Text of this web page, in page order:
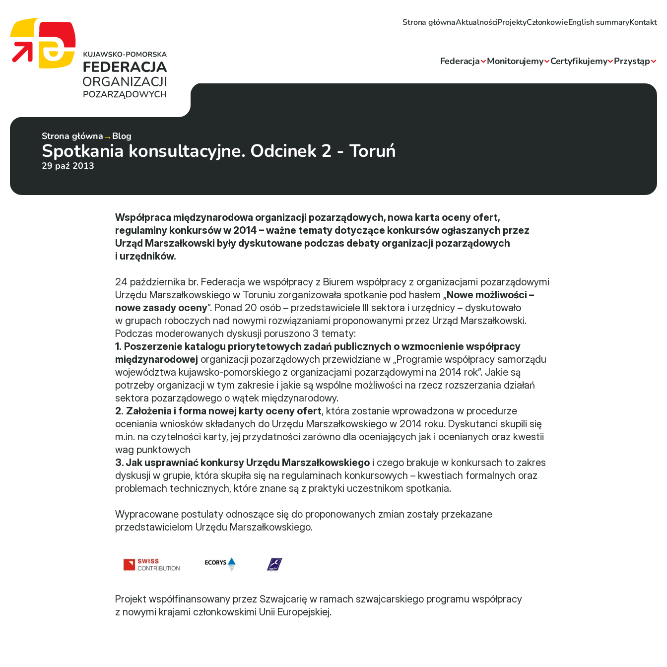
Strona głównaAktualnościProjektyCzłonkowieEnglish summaryKontakt
Federacja Monitorujemy Certyfikujemy Przystąp
Strona główna→Blog
Spotkania konsultacyjne. Odcinek 2 - Toruń
29 paź 2013
Współpraca międzynarodowa organizacji pozarządowych, nowa karta oceny ofert,
regulaminy konkursów w 2014 – ważne tematy dotyczące konkursów ogłaszanych przez
Urząd Marszałkowski były dyskutowane podczas debaty organizacji pozarządowych
i urzędników.
24 października br. Federacja we współpracy z Biurem współpracy z organizacjami pozarządowymi
Urzędu Marszałkowskiego w Toruniu zorganizowała spotkanie pod hasłem „Nowe możliwości –
nowe zasady oceny”. Ponad 20 osób – przedstawiciele III sektora i urzędnicy – dyskutowało
w grupach roboczych nad nowymi rozwiązaniami proponowanymi przez Urząd Marszałkowski.
Podczas moderowanych dyskusji poruszono 3 tematy:
1. Poszerzenie katalogu priorytetowych zadań publicznych o wzmocnienie współpracy
międzynarodowej organizacji pozarządowych przewidziane w „Programie współpracy samorządu
województwa kujawsko-pomorskiego z organizacjami pozarządowymi na 2014 rok”. Jakie są
potrzeby organizacji w tym zakresie i jakie są wspólne możliwości na rzecz rozszerzania działań
sektora pozarządowego o wątek międzynarodowy.
2. Założenia i forma nowej karty oceny ofert, która zostanie wprowadzona w procedurze
oceniania wniosków składanych do Urzędu Marszałkowskiego w 2014 roku. Dyskutanci skupili się
m.in. na czytelności karty, jej przydatności zarówno dla oceniających jak i ocenianych oraz kwestii
wag punktowych
3. Jak usprawniać konkursy Urzędu Marszałkowskiego i czego brakuje w konkursach to zakres
dyskusji w grupie, która skupiła się na regulaminach konkursowych – kwestiach formalnych oraz
problemach technicznych, które znane są z praktyki uczestnikom spotkania.
Wypracowane postulaty odnoszące się do proponowanych zmian zostały przekazane
przedstawicielom Urzędu Marszałkowskiego.
Projekt współfinansowany przez Szwajcarię w ramach szwajcarskiego programu współpracy
z nowymi krajami członkowskimi Unii Europejskiej.